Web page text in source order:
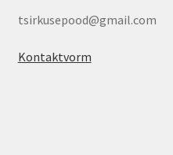
tsirkusepood@gmail.com
Kontaktvorm